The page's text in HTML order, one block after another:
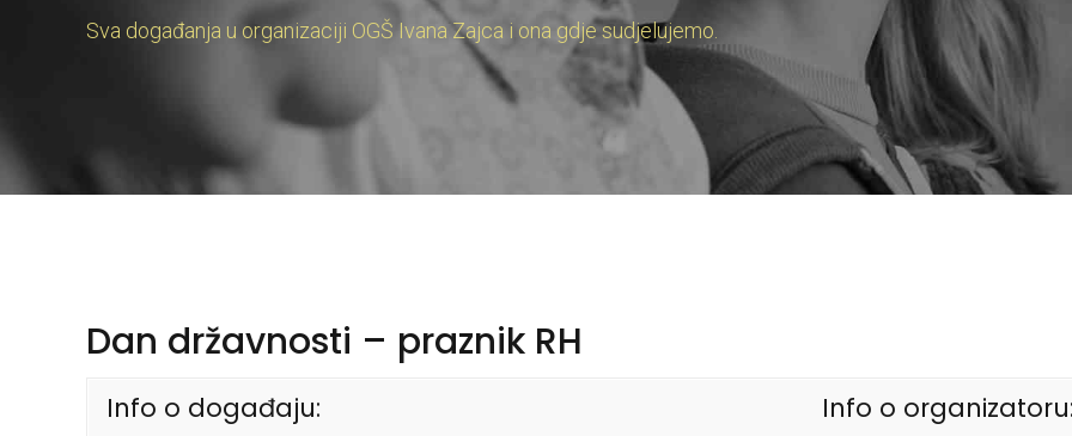
ŠKOLSKI ODBOR ADMINISTRATIVNI I POMOĆNI POSLOVI
Sva događanja u organizaciji OGŠ Ivana Zajca i ona gdje sudjelujemo.
Dan državnosti – praznik RH
Info o događaju: Info o